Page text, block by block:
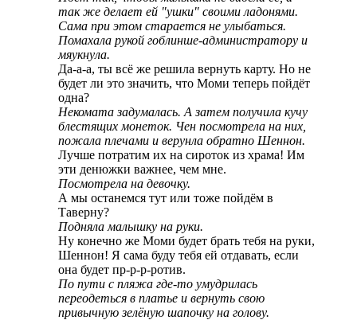
так же делает ей "ушки" своими ладонями.
Сама при этом старается не улыбаться.
Помахала рукой гоблинше-администратору и
мяукнула.
Да-а-а, ты всё же решила вернуть карту. Но не
будет ли это значить, что Моми теперь пойдёт
одна?
Некомата задумалась. А затем получила кучу
блестящих монеток. Чен посмотрела на них,
пожала плечами и верунла обратно Шеннон.
Лучше потратим их на сироток из храма! Им
эти денюжки важнее, чем мне.
Посмотрела на девочку.
А мы останемся тут или тоже пойдём в
Таверну?
Подняла малышку на руки.
Ну конечно же Моми будет брать тебя на руки,
Шеннон! Я сама буду тебя ей отдавать, если
она будет пр-р-р-ротив.
По пути с пляжа где-то умудрилась
переодеться в платье и вернуть свою
привычную зелёную шапочку на голову.